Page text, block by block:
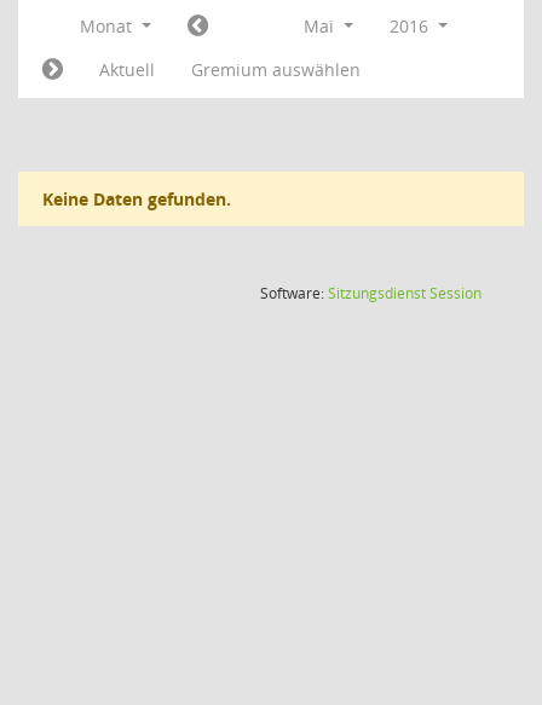
Monat Mai
2016
Aktuell
Gremium auswählen
Keine Daten gefunden.
Software:SitzungsdienstSession(Wird in